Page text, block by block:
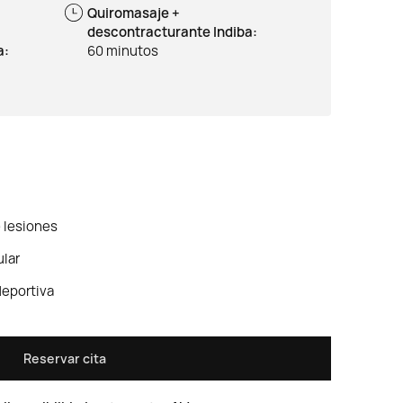
Quiromasaje +
descontracturante Indiba:
60 minutos
lesiones
Reservar cita